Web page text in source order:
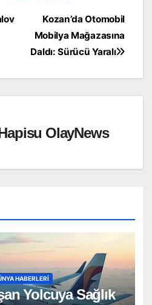
Kozan’da Otomobil
Mobilya Mağazasına
Daldı: Sürücü Yaralı
OlayNews
HABERLERI
Yolcuya Sağlık